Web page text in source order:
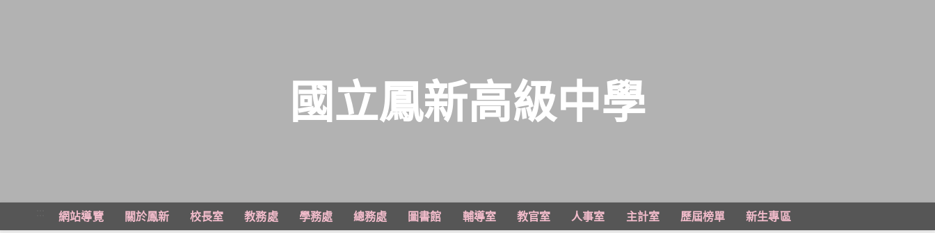
主
國立鳳新高級中學
網站導覽 關於鳳新 校長室 教務處 學務處 總務處 圖書館 輔導室 教官室 人事室 主計室 歷屆榜單
新生專區